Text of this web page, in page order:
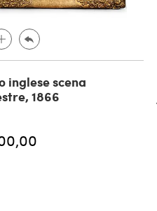
inglese scena
1866